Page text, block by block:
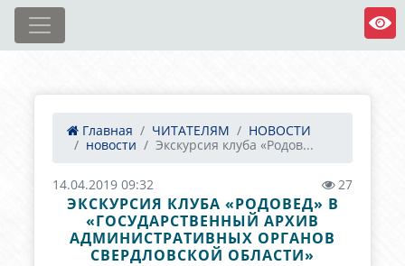
Главная ЧИТАТЕЛЯМ
НОВОСТИ
новости
Экскурсия клуба «Родов...
14.04.2019 09:32 27
ЭКСКУРСИЯ КЛУБА «РОДОВЕД» В
«ГОСУДАРСТВЕННЫЙ АРХИВ
АДМИНИСТРАТИВНЫХ ОРГАНОВ
СВЕРДЛОВСКОЙ ОБЛАСТИ»